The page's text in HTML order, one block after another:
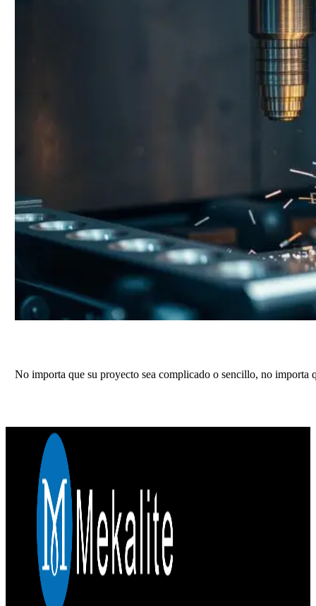
No importa que su proyecto sea complicado o sencillo, no importa